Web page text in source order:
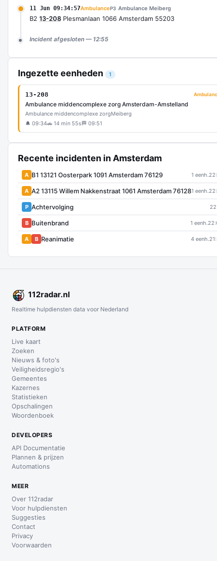
11 Jun 09:34:57AmbulanceP3 Ambulance Meiberg
B2 13-208 Plesmanlaan 1066 Amsterdam 55203
Incident afgesloten — 12:55
Ingezette eenheden 1
13-208
Ambulance middencomplexe zorg Amsterdam-Amstelland
Ambulance middencomplexe zorgMeiberg
🔔 09:34🚗 14 min 55s 🏁 09:51
Recente incidenten in Amsterdam
A B1 13121 Oosterpark 1091 Amsterdam 76129 1 eenh.
A A2 13115 Willem Nakkenstraat 1061 Amsterdam 761281 eenh.
P Achtervolging
B Buitenbrand 1 eenh.
A B Reanimatie 4 eenh.
112radar.nl
Realtime hulpdiensten data voor Nederland
PLATFORM
Live kaart
Zoeken
Nieuws & foto's
Veiligheidsregio's
Gemeentes
Kazernes
Statistieken
Opschalingen
Woordenboek
DEVELOPERS
API Documentatie
Plannen & prijzen
Automations
MEER
Over 112radar
Voor hulpdiensten
Suggesties
Contact
Privacy
Voorwaarden